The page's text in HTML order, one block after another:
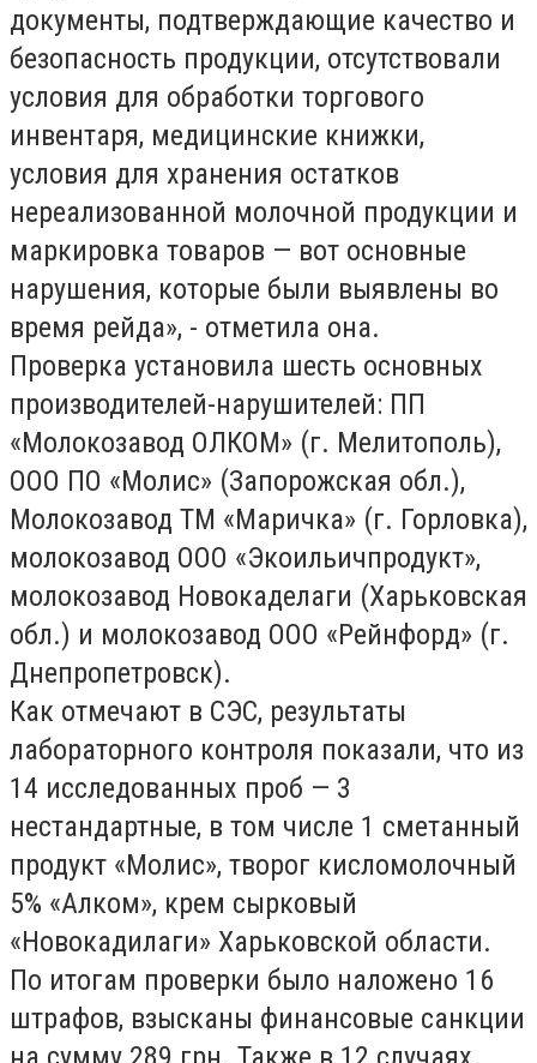
документы, подтверждающие качество и
безопасность продукции, отсутствовали
условия для обработки торгового
инвентаря, медицинские книжки,
условия для хранения остатков
нереализованной молочной продукции и
маркировка товаров — вот основные
нарушения, которые были выявлены во
время рейда», - отметила она.
Проверка установила шесть основных
производителей-нарушителей: ПП
«Молокозавод ОЛКОМ» (г. Мелитополь),
ООО ПО «Молис» (Запорожская обл.),
Молокозавод ТМ «Маричка» (г. Горловка),
молокозавод ООО «Экоильичпродукт»,
молокозавод Новокаделаги (Харьковская
обл.) и молокозавод ООО «Рейнфорд» (г.
Днепропетровск).
Как отмечают в СЭС, результаты
лабораторного контроля показали, что из
14 исследованных проб — 3
нестандартные, в том числе 1 сметанный
продукт «Молис», творог кисломолочный
5% «Алком», крем сырковый
«Новокадилаги» Харьковской области.
По итогам проверки было наложено 16
штрафов, взысканы финансовые санкции